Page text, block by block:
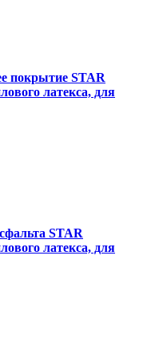
покрытие STAR
латекса, для
STAR
латекса, для